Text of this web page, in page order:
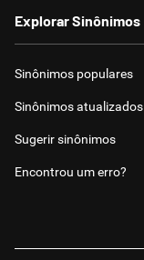
Explorar Sinônimos
Sinônimos populares
Sinônimos atualizados
Sugerir sinônimos
Encontrou um erro?